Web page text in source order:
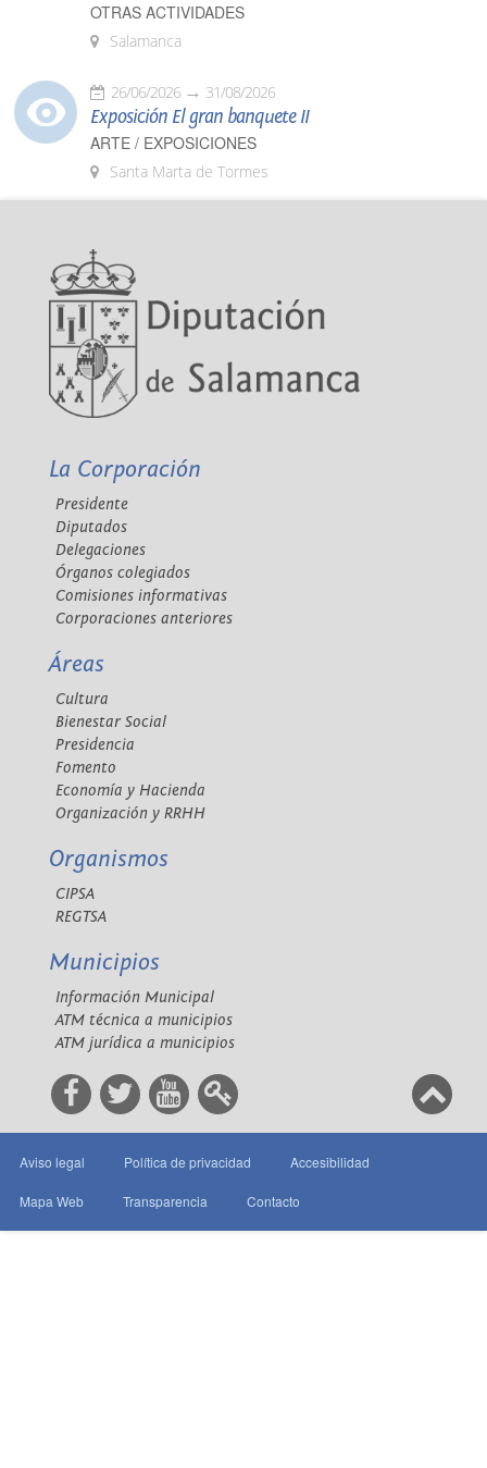
OTRAS ACTIVIDADES
Salamanca
26/06/2026 31/08/2026
Exposición El gran banquete II
ARTE / EXPOSICIONES
Santa Marta de Tormes
La Corporación
Presidente
Diputados
Delegaciones
Órganos colegiados
Comisiones informativas
Corporaciones anteriores
Áreas
Cultura
Bienestar Social
Presidencia
Fomento
Economía y Hacienda
Organización y RRHH
Organismos
CIPSA
REGTSA
Municipios
Información Municipal
ATM técnica a municipios
ATM jurídica a municipios
Aviso legal Política de privacidad Accesibilidad
Mapa Web Transparencia Contacto